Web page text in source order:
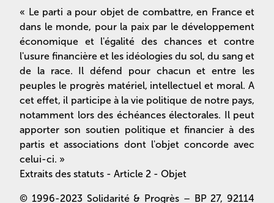
« Le parti a pour objet de combattre, en France et
dans le monde, pour la paix par le développement
économique et l'égalité des chances et contre
l'usure financière et les idéologies du sol, du sang et
de la race. Il défend pour chacun et entre les
peuples le progrès matériel, intellectuel et moral. A
cet effet, il participe à la vie politique de notre pays,
notamment lors des échéances électorales. Il peut
apporter son soutien politique et financier à des
partis et associations dont l'objet concorde avec
celui-ci. »
Extraits des statuts - Article 2 - Objet
© 1996-2023 Solidarité & Progrès – BP 27, 92114